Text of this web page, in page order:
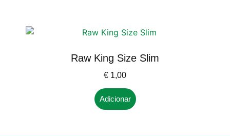
Raw King Size Slim
€ 1,00
Adicionar